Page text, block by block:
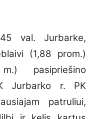
val. Jurbarke,
(1,88 prom.)
pasipriešino
Jurbarko r. PK
patruliui,